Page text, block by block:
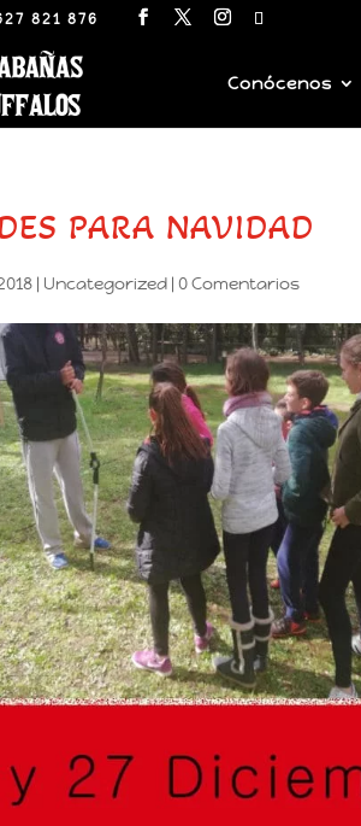
821 876
Conócenos
PARA NAVIDAD
| Uncategorized |0 Comentarios